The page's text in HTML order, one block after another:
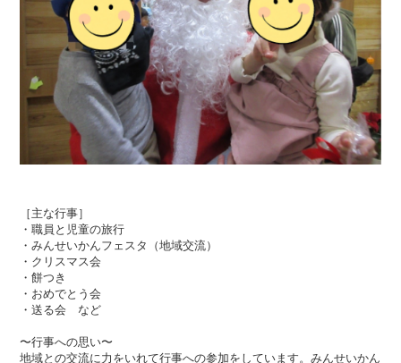
［主な行事］
・職員と児童の旅行
・みんせいかんフェスタ（地域交流）
・クリスマス会
・餅つき
・おめでとう会
・送る会 など
〜行事への思い〜
地域との交流に力をいれて行事への参加をしています。みんせいかん